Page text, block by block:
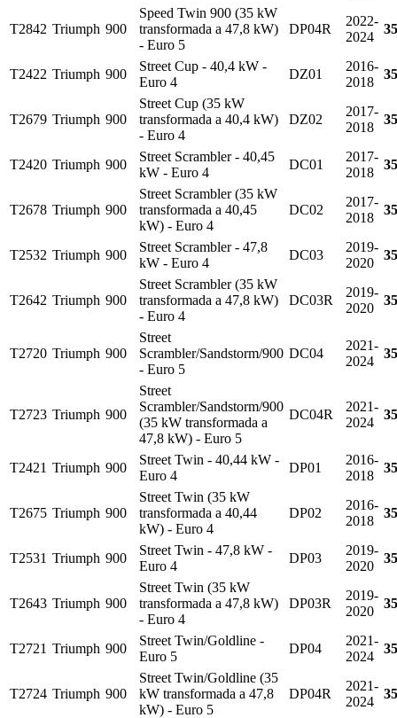
T2842 Triumph 900
Speed Twin 900 (35 kW
transformada a 47,8 kW)
- Euro 5
DP04R
2022-
2024
35
T2422 Triumph 900
Street Cup - 40,4 kW -
Euro 4
DZ01
2016-
2018
35
T2679 Triumph 900
Street Cup (35 kW
transformada a 40,4 kW)
- Euro 4
DZ02
2017-
2018
35
T2420 Triumph 900
Street Scrambler - 40,45
kW - Euro 4
DC01
2017-
2018
35
T2678 Triumph 900
Street Scrambler (35 kW
transformada a 40,45
kW) - Euro 4
DC02
2017-
2018
35
T2532 Triumph 900
Street Scrambler - 47,8
kW - Euro 4
DC03
2019-
2020
35
T2642 Triumph 900
Street Scrambler (35 kW
transformada a 47,8 kW)
- Euro 4
DC03R
2019-
2020
35
T2720 Triumph 900
Street
Scrambler/Sandstorm/900
- Euro 5
DC04
2021-
2024
35
T2723 Triumph 900
Street
Scrambler/Sandstorm/900
(35 kW transformada a
47,8 kW) - Euro 5
DC04R
2021-
2024
35
T2421 Triumph 900
Street Twin - 40,44 kW -
Euro 4
DP01
2016-
2018
35
T2675 Triumph 900
Street Twin (35 kW
transformada a 40,44
kW) - Euro 4
DP02
2016-
2018
35
T2531 Triumph 900
Street Twin - 47,8 kW -
Euro 4
DP03
2019-
2020
35
T2643 Triumph 900
Street Twin (35 kW
transformada a 47,8 kW)
- Euro 4
DP03R
2019-
2020
35
T2721 Triumph 900
Street Twin/Goldline -
Euro 5
DP04
2021-
2024
35
T2724 Triumph 900
Street Twin/Goldline (35
kW transformada a 47,8
kW) - Euro 5
DP04R
2021-
2024
35